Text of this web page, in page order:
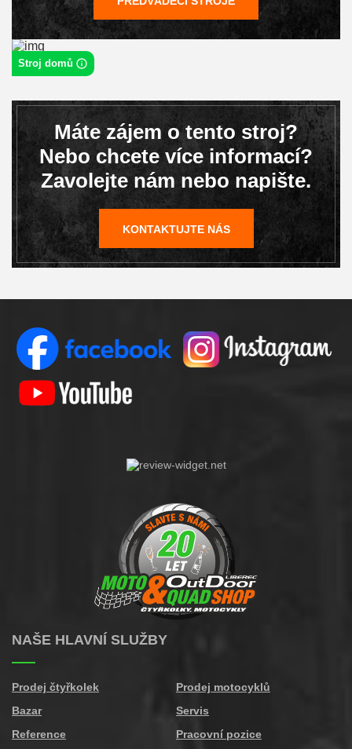
Stroj domů
Máte zájem o tento stroj?
Nebo chcete více informací?
Zavolejte nám nebo napište.
KONTAKTUJTE NÁS
NAŠE HLAVNÍ SLUŽBY
Prodej čtyřkolek
Prodej motocyklů
Bazar
Servis
Reference
Pracovní pozice